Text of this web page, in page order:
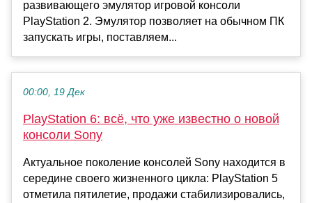
развивающего эмулятор игровой консоли
PlayStation 2. Эмулятор позволяет на обычном ПК
запускать игры, поставляем...
00:00, 19 Дек
PlayStation 6: всё, что уже известно о новой
консоли Sony
Актуальное поколение консолей Sony находится в
середине своего жизненного цикла: PlayStation 5
отметила пятилетие, продажи стабилизировались,